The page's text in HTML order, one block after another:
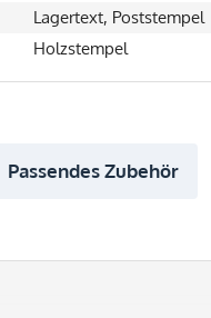
Lagertext, Poststempel
Holzstempel
Passendes Zubehör